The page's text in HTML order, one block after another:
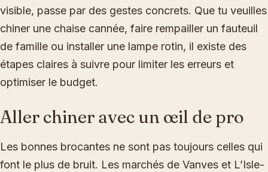
visible, passe par des gestes concrets. Que tu veuilles
chiner une chaise cannée, faire rempailler un fauteuil
de famille ou installer une lampe rotin, il existe des
étapes claires à suivre pour limiter les erreurs et
optimiser le budget.
Aller chiner avec un œil de pro
Les bonnes brocantes ne sont pas toujours celles qui
font le plus de bruit. Les marchés de Vanves et L’Isle-